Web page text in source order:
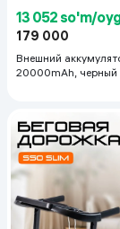
13 052 so'm/
179 000
Внешний
20000mAh, черный